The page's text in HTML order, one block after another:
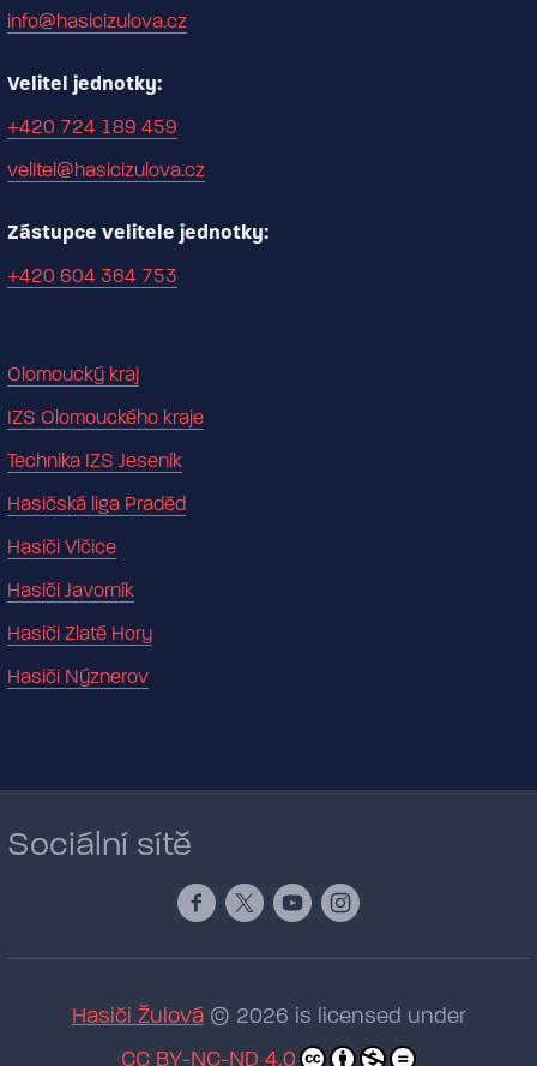
info@hasicizulova.cz
Velitel jednotky:
+420 724 189 459
velitel@hasicizulova.cz
Zástupce velitele jednotky:
+420 604 364 753
Olomoucký kraj
IZS Olomouckého kraje
Technika IZS Jeseník
Hasičská liga Praděd
Hasiči Vlčice
Hasiči Javorník
Hasiči Zlaté Hory
Hasiči Nýznerov
Sociální sítě
Hasiči Žulová© 2026 is licensed under
CC BY-NC-ND 4.0